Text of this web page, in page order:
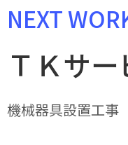
NEXT
ＴＫサ
機械器具設置工事